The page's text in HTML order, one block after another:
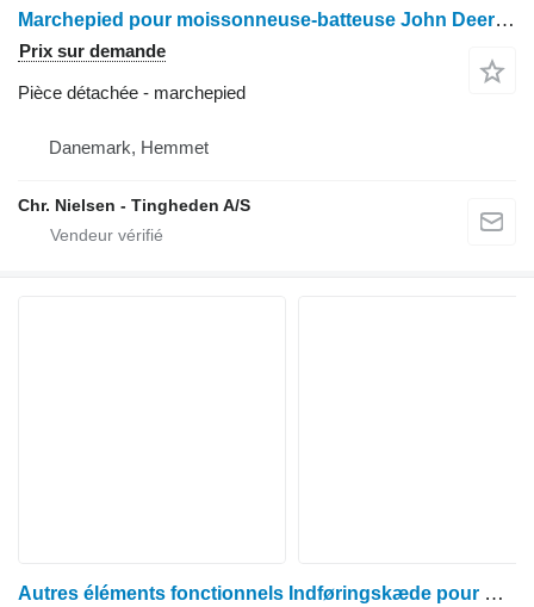
Marchepied pour moissonneuse-batteuse John Deere 1085
Prix sur demande
Pièce détachée - marchepied
Danemark, Hemmet
Chr. Nielsen - Tingheden A/S
Autres éléments fonctionnels Indføringskæde pour moissonneuse-batteuse John Deere 1085